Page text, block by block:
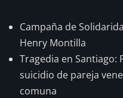
Campaña de
Henry Montilla
Tragedia en
suicidio de pareja
comuna